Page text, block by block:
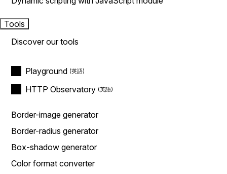
Tools
Discover our tools
Playground
HTTP Observatory
Border-image generator
Border-radius generator
Box-shadow generator
Color format converter